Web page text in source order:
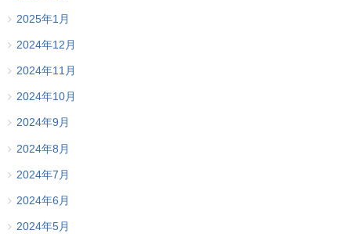
2025年1月
2024年12月
2024年11月
2024年10月
2024年9月
2024年8月
2024年7月
2024年6月
2024年5月